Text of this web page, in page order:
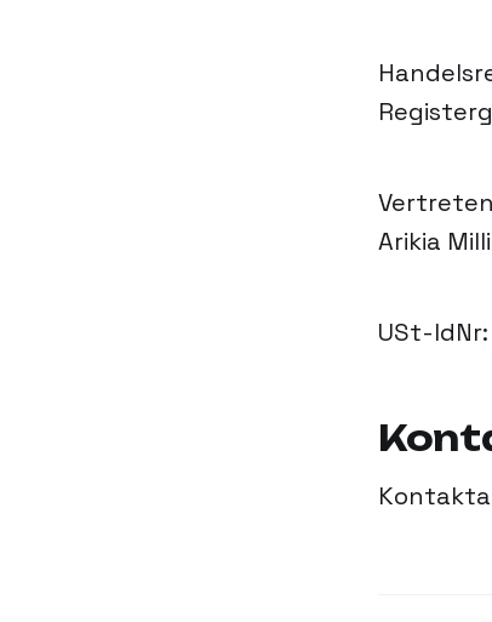
Arikia
USt-IdNr: